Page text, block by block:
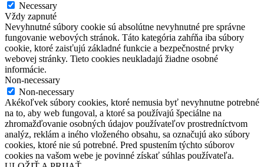
Necessary
Vždy zapnuté
Nevyhnutné súbory cookie sú absolútne nevyhnutné pre správne
fungovanie webových stránok. Táto kategória zahŕňa iba súbory
cookie, ktoré zaisťujú základné funkcie a bezpečnostné prvky
webovej stránky. Tieto cookies neukladajú žiadne osobné
informácie.
Non-necessary
Non-necessary
Akékoľvek súbory cookies, ktoré nemusia byť nevyhnutne potrebné
na to, aby web fungoval, a ktoré sa používajú špeciálne na
zhromažďovanie osobných údajov používateľov prostredníctvom
analýz, reklám a iného vloženého obsahu, sa označujú ako súbory
cookies, ktoré nie sú potrebné. Pred spustením týchto súborov
cookies na vašom webe je povinné získať súhlas používateľa.